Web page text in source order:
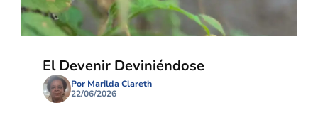
El Devenir Deviniéndose
Por Marilda Clareth
22/06/2026